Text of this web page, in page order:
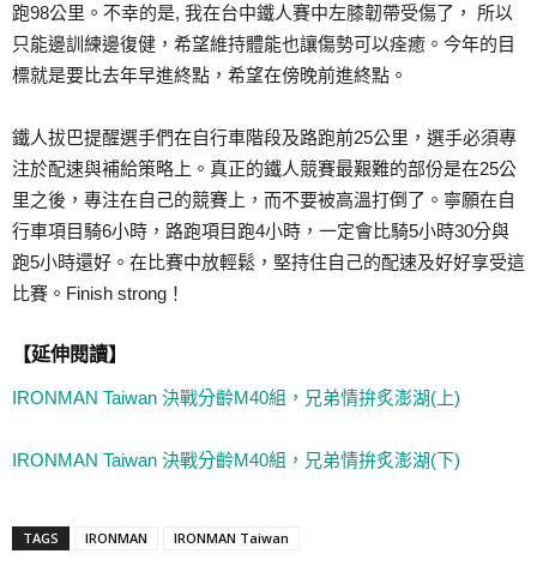
跑98公里。不幸的是, 我在台中鐵人賽中左膝韌帶受傷了， 所以
只能邊訓練邊復健，希望維持體能也讓傷勢可以痊癒。今年的目
標就是要比去年早進終點，希望在傍晚前進終點。
鐵人拔巴提醒選手們在自行車階段及路跑前25公里，選手必須專
注於配速與補給策略上。真正的鐵人競賽最艱難的部份是在25公
里之後，專注在自己的競賽上，而不要被高溫打倒了。寧願在自
行車項目騎6小時，路跑項目跑4小時，一定會比騎5小時30分與
跑5小時還好。在比賽中放輕鬆，堅持住自己的配速及好好享受這
比賽。Finish strong！
【延伸閱讀】
IRONMAN Taiwan 決戰分齡M40組，兄弟情拚炙澎湖(上)
IRONMAN Taiwan 決戰分齡M40組，兄弟情拚炙澎湖(下)
TAGS IRONMAN IRONMAN Taiwan